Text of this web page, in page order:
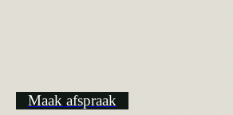
Maak afspraak